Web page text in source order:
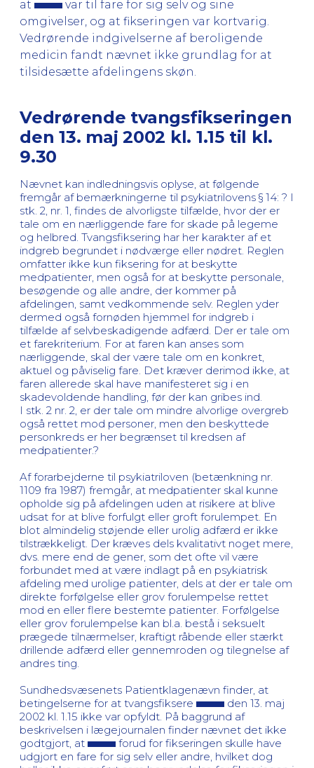
at
var til fare for sig selv og sine
omgivelser, og at fikseringen var kortvarig.
Vedrørende indgivelserne af beroligende
medicin fandt nævnet ikke grundlag for at
tilsidesætte afdelingens skøn.
Vedrørende tvangsfikseringen
den 13. maj 2002 kl. 1.15 til kl.
9.30
Nævnet kan indledningsvis oplyse, at følgende
fremgår af bemærkningerne til psykiatrilovens § 14: ? I
stk. 2, nr. 1, findes de alvorligste tilfælde, hvor der er
tale om en nærliggende fare for skade på legeme
og helbred. Tvangsfiksering har her karakter af et
indgreb begrundet i nødværge eller nødret. Reglen
omfatter ikke kun fiksering for at beskytte
medpatienter, men også for at beskytte personale,
besøgende og alle andre, der kommer på
afdelingen, samt vedkommende selv. Reglen yder
dermed også fornøden hjemmel for indgreb i
tilfælde af selvbeskadigende adfærd. Der er tale om
et farekriterium. For at faren kan anses som
nærliggende, skal der være tale om en konkret,
aktuel og påviselig fare. Det kræver derimod ikke, at
faren allerede skal have manifesteret sig i en
skadevoldende handling, før der kan gribes ind.
I stk. 2 nr. 2, er der tale om mindre alvorlige overgreb
også rettet mod personer, men den beskyttede
personkreds er her begrænset til kredsen af
medpatienter.?
Af forarbejderne til psykiatriloven (betænkning nr.
1109 fra 1987) fremgår, at medpatienter skal kunne
opholde sig på afdelingen uden at risikere at blive
udsat for at blive forfulgt eller groft forulempet. En
blot almindelig støjende eller urolig adfærd er ikke
tilstrækkeligt. Der kræves dels kvalitativt noget mere,
dvs. mere end de gener, som det ofte vil være
forbundet med at være indlagt på en psykiatrisk
afdeling med urolige patienter, dels at der er tale om
direkte forfølgelse eller grov forulempelse rettet
mod en eller flere bestemte patienter. Forfølgelse
eller grov forulempelse kan bl.a. bestå i seksuelt
prægede tilnærmelser, kraftigt råbende eller stærkt
drillende adfærd eller gennemroden og tilegnelse af
andres ting.
Sundhedsvæsenets Patientklagenævn finder, at
betingelserne for at tvangsfiksere
den 13. maj
2002 kl. 1.15 ikke var opfyldt. På baggrund af
beskrivelsen i lægejournalen finder nævnet det ikke
godtgjort, at
forud for fikseringen skulle have
udgjort en fare for sig selv eller andre, hvilket dog